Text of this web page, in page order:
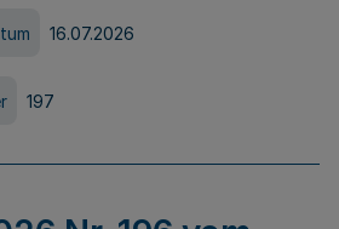
16.07.2026
197